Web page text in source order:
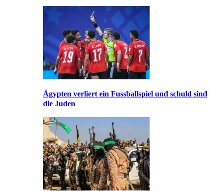
Ägypten verliert ein Fussballspiel und schuld sind
die Juden